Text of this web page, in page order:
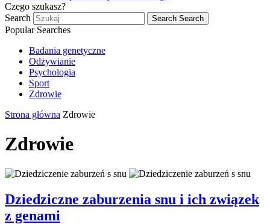
Czego szukasz?
Search
Search Search
Popular Searches
Badania genetyczne
Odżywianie
Psychologia
Sport
Zdrowie
Strona główna Zdrowie
Zdrowie
Dziedziczne zaburzenia snu i ich związek
z genami